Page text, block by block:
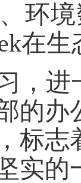
环
在生
， 进
的办
标志
实的